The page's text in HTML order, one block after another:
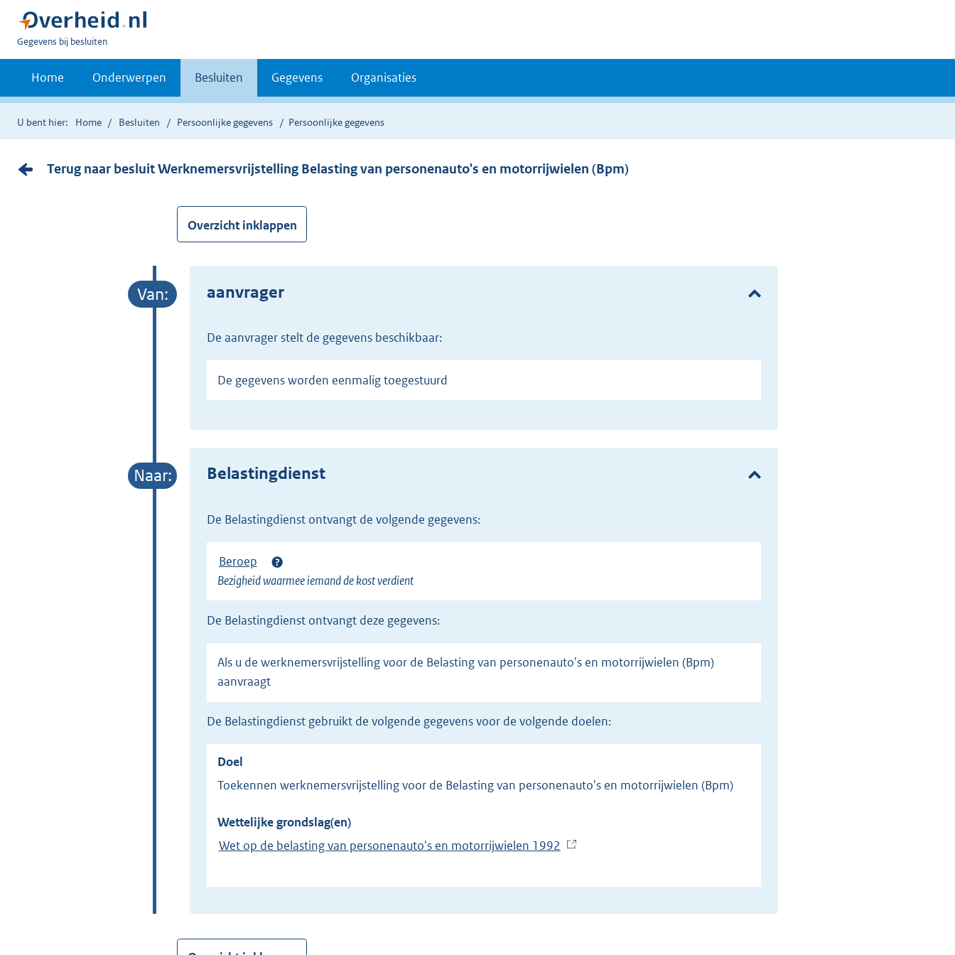
U
bent
Gegevens bij besluiten
Home Onderwerpen Besluiten Gegevens Organisaties
U bent hier: Home Besluiten Persoonlijke gegevens Persoonlijke gegevens
Terug naar besluit Werknemersvrijstelling Belasting van personenauto's en motorrijwielen (Bpm)
Overzicht inklappen
aanvrager
de aanvrager stelt de gegevens beschikbaar:
De gegevens worden eenmalig toegestuurd
Belastingdienst
de Belastingdienst ontvangt de volgende gegevens:
Beroep
Bezigheid waarmee iemand de kost verdient
de Belastingdienst ontvangt deze gegevens:
Als u de werknemersvrijstelling voor de Belasting van personenauto's en motorrijwielen (Bpm)
aanvraagt
de Belastingdienst gebruikt de volgende gegevens voor de volgende doelen:
Doel
Toekennen werknemersvrijstelling voor de Belasting van personenauto's en motorrijwielen (Bpm)
Wettelijke grondslag(en)
Wet op de belasting van personenauto's en motorrijwielen 1992
x